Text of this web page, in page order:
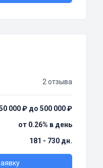
2 отзыва
000 ₽ до 500 000 ₽
от 0.26% в день
181 - 730 дн.